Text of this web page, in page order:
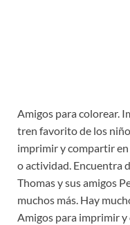
Amigos para colorear.
tren favorito de los
imprimir y compartir en
o actividad. Encuentra
Thomas y sus amigos
muchos más. Hay
Amigos para imprimir y